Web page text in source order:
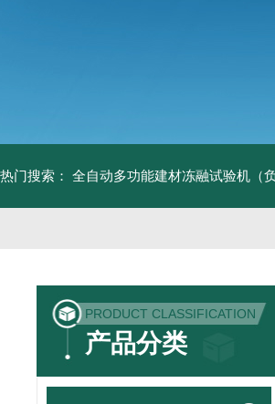
热门搜索： 全自动多功能建材冻融试验机（负
PRODUCT CLASSIFICATION
产品分类